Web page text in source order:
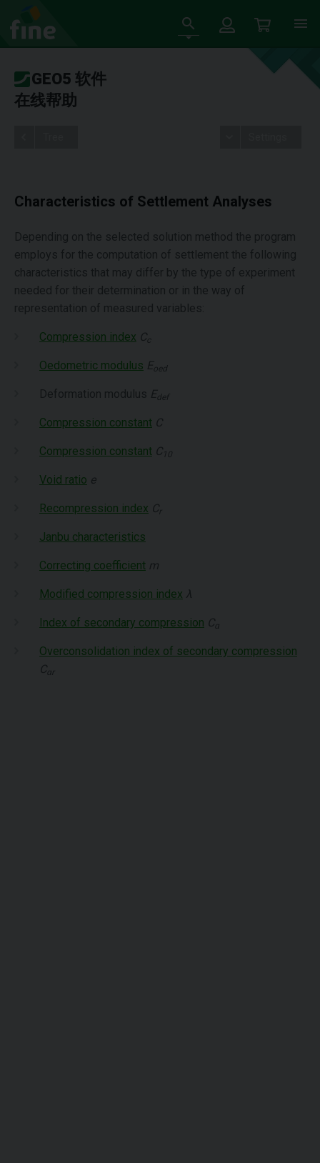
GEO5 软件
在线帮助
Characteristics of Settlement Analyses
Depending on the selected solution method the program
employs for the computation of settlement the following
characteristics that may differ by the type of experiment
needed for their determination or in the way of
representation of measured variables:
Compression index C
Oedometric modulus E oed
Deformation modulus E def
Compression constant C
Compression constant C 10
Void ratio e
Recompression index Cr
Janbu characteristics
Correcting coefficient m
Modified compression index λ
Index of secondary compression Cα
Overconsolidation index of secondary compression
Cαr